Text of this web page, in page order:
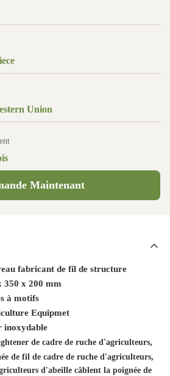
Union
Maintenant
fabricant de fil de structure
350 x 200 mm
à motifs
Equipmet
inoxydable
de cadre de ruche d'agriculteurs,
de fil de cadre de ruche d'agriculteurs,
d'abeille câblent la poignée de